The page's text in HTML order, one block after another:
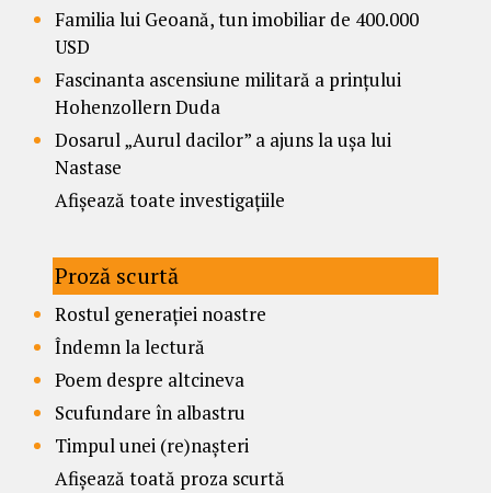
Familia lui Geoană, tun imobiliar de 400.000
USD
Fascinanta ascensiune militară a prințului
Hohenzollern Duda
Dosarul „Aurul dacilor” a ajuns la ușa lui
Nastase
Afișează toate investigațiile
Proză scurtă
Rostul generației noastre
Îndemn la lectură
Poem despre altcineva
Scufundare în albastru
Timpul unei (re)nașteri
Afișează toată proza scurtă